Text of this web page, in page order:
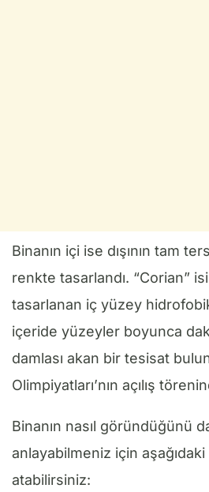
Binanın içi ise dışının tam
renkte tasarlandı. “Corian”
tasarlanan iç yüzey
içeride yüzeyler boyunca
damlası akan bir tesisat
Olimpiyatları’nın açılış
Binanın nasıl göründüğünü
anlayabilmeniz için
atabilirsiniz: